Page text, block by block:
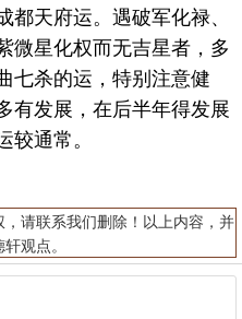
天府运。遇破军化禄、
微星化权而无吉星者，多
七杀的运，特别注意健
有发展，在后半年得发展
通常。
请联系我们删除！以上内容，并
观点。